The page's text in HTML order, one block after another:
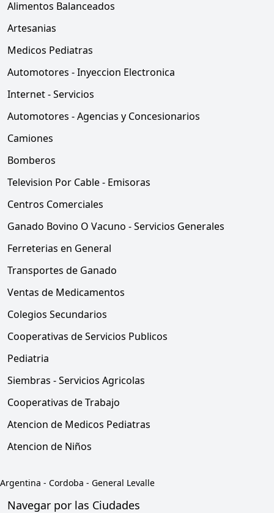
Alimentos Balanceados
Artesanias
Medicos Pediatras
Automotores - Inyeccion Electronica
Internet - Servicios
Automotores - Agencias y Concesionarios
Camiones
Bomberos
Television Por Cable - Emisoras
Centros Comerciales
Ganado Bovino O Vacuno - Servicios Generales
Ferreterias en General
Transportes de Ganado
Ventas de Medicamentos
Colegios Secundarios
Cooperativas de Servicios Publicos
Pediatria
Siembras - Servicios Agricolas
Cooperativas de Trabajo
Atencion de Medicos Pediatras
Atencion de Niños
Argentina - Cordoba - General Levalle
Navegar por las Ciudades